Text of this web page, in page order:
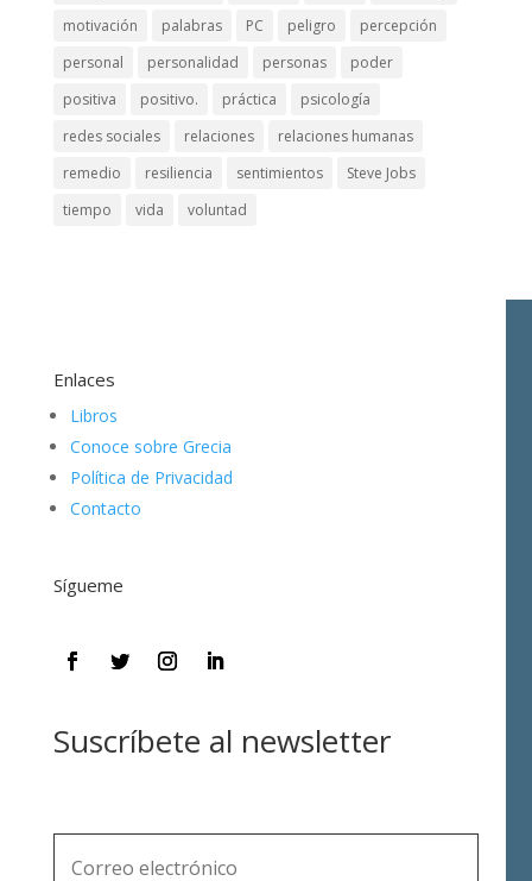
motivación
palabras PC peligro
percepción
personal
personalidad personas
poder
positiva
positivo. práctica
psicología
redes sociales
relaciones
relaciones humanas
remedio
resiliencia sentimientos
Steve Jobs
tiempo
vida voluntad
Enlaces
Libros
Conoce sobre Grecia
Política de Privacidad
Contacto
Sígueme
Suscríbete al newsletter